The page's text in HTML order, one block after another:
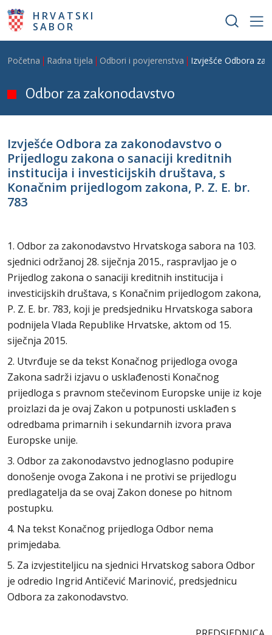
Skoči na glavni sadržaj
HRVATSKI
SABOR
Breadcrumb
Početna Radna tijela Odbori i povjerenstva Izvješće Odbora za
Odbor za zakonodavstvo
Izvješće Odbora za zakonodavstvo o
Prijedlogu zakona o sanaciji kreditnih
institucija i investicijskih društava, s
Konačnim prijedlogom zakona, P. Z. E. br.
783
1. Odbor za zakonodavstvo Hrvatskoga sabora na 103.
sjednici održanoj 28. siječnja 2015., raspravljao je o
Prijedlog zakona o sanaciji kreditnih institucija i
investicijskih društava, s Konačnim prijedlogom zakona,
P. Z. E. br. 783, koji je predsjedniku Hrvatskoga sabora
podnijela Vlada Republike Hrvatske, aktom od 15.
siječnja 2015.
2. Utvrđuje se da tekst Konačnog prijedloga ovoga
Zakona sadrži izjavu o usklađenosti Konačnog
prijedloga s pravnom stečevinom Europske unije iz koje
proizlazi da je ovaj Zakon u potpunosti usklađen s
odredbama primarnih i sekundarnih izvora prava
Europske unije.
3. Odbor za zakonodavstvo jednoglasno podupire
donošenje ovoga Zakona i ne protivi se prijedlogu
predlagatelja da se ovaj Zakon donese po hitnom
postupku.
4. Na tekst Konačnog prijedloga Odbor nema
primjedaba.
5. Za izvjestiteljicu na sjednici Hrvatskog sabora Odbor
je odredio Ingrid Antičević Marinović, predsjednicu
Odbora za zakonodavstvo.